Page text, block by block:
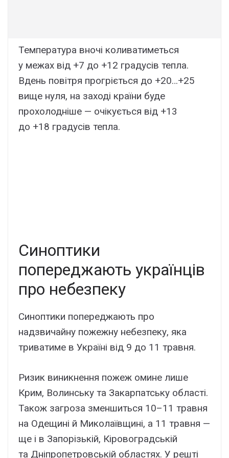
Температура вночі коливатиметься
у межах від +7 до +12 градусів тепла.
Вдень повітря прогріється до +20…+25
вище нуля, на заході країни буде
прохолодніше — очікується від +13
до +18 градусів тепла.
Синоптики
попереджають українців
про небезпеку
Синоптики попереджають про
надзвичайну пожежну небезпеку, яка
триватиме в Україні від 9 до 11 травня.
Ризик виникнення пожеж омине лише
Крим, Волинську та Закарпатську області.
Також загроза зменшиться 10–11 травня
на Одещині й Миколаївщині, а 11 травня —
ще і в Запорізькій, Кіровоградській
та Дніпропетровській областях. У решті